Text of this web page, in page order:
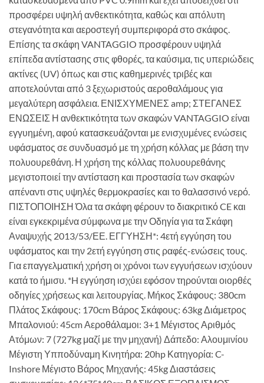
προσφέρει υψηλή ανθεκτικότητα, καθώς και απόλυτη
στεγανότητα και αεροστεγή συμπεριφορά στο σκάφος.
Επίσης τα σκάφη VANTAGGIO προσφέρουν υψηλά
επίπεδα αντίστασης στις φθορές, τα καύσιμα, τις υπεριώδεις
ακτίνες (UV) όπως και στις καθημερινές τριβές και
αποτελούνται από 3 ξεχωριστούς αεροθαλάμους για
μεγαλύτερη ασφάλεια. ΕΝΙΣΧΥΜΕΝΕΣ amp; ΣΤΕΓΑΝΕΣ
ΕΝΩΣΕΙΣ Η ανθεκτικότητα των σκαφών VANTAGGIO είναι
εγγυημένη, αφού κατασκευάζονται με ενισχυμένες ενώσεις
υφάσματος σε συνδυασμό με τη χρήση κόλλας με βάση την
πολυουρεθάνη. Η χρήση της κόλλας πολυουρεθάνης
μεγιστοποιεί την αντίσταση και προστασία των σκαφών
απέναντι στις υψηλές θερμοκρασίες και το θαλασσινό νερό.
ΠΙΣΤΟΠΟΙΗΣΗ Όλα τα σκάφη φέρουν το διακριτικό CE και
είναι εγκεκριμένα σύμφωνα με την Οδηγία για τα Σκάφη
Αναψυχής 2013/53/ΕΕ. ΕΓΓΥΗΣΗ*: 4ετή εγγύηση του
υφάσματος και την 2ετή εγγύηση στις ραφές-ενώσεις τους.
Για επαγγελματική χρήση οι χρόνοι των εγγυήσεων ισχύουν
κατά το ήμισυ. *H εγγύηση ισχύει εφόσον τηρούνται οιορθές
οδηγίες χρήσεως και λειτουργίας. Μήκος Σκάφους: 380cm
Πλάτος Σκάφους: 170cm Βάρος Σκάφους: 63kg Διάμετρος
Μπαλονιού: 45cm Αεροθάλαμοι: 3+1 Μέγιστος Αριθμός
Ατόμων: 7 (727kg μαζί με την μηχανή) Δάπεδο: Αλουμινίου
Μέγιστη Υπποδύναμη Κινητήρα: 20hp Κατηγορία: C-
Inshore Μέγιστο Βάρος Μηχανής: 45kg Διαστάσεις